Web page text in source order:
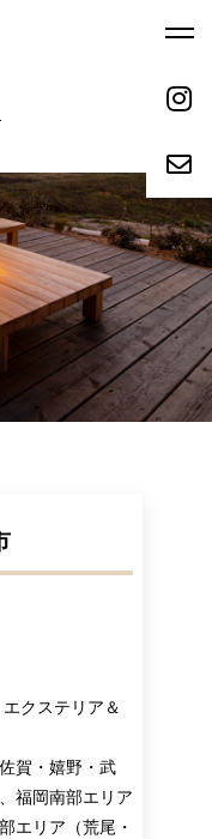
ステリアへのこだわり
COMMITMENT
参考価格
REFERENCE PRICE
施工実績
クステリア＆
賀・嬉野・武
福岡南部エリア
エリア（荒尾・